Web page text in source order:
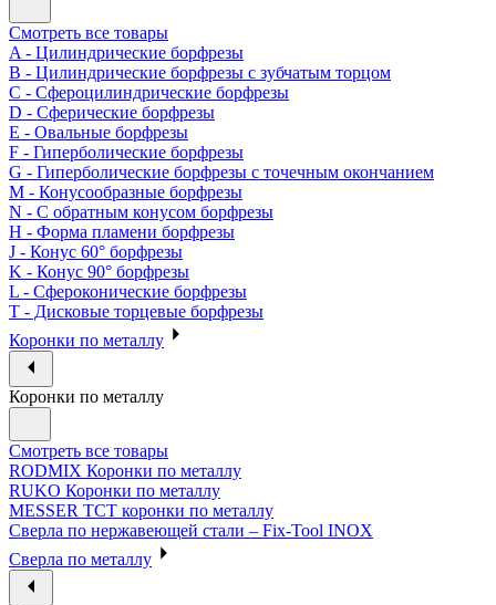
Смотреть все товары
A - Цилиндрические борфрезы
B - Цилиндрические борфрезы с зубчатым торцом
C - Сфероцилиндрические борфрезы
D - Сферические борфрезы
E - Овальные борфрезы
F - Гиперболические борфрезы
G - Гиперболические борфрезы с точечным окончанием
M - Конусообразные борфрезы
N - С обратным конусом борфрезы
H - Форма пламени борфрезы
J - Конус 60° борфрезы
K - Конус 90° борфрезы
L - Сфероконические борфрезы
T - Дисковые торцевые борфрезы
Коронки по металлу
Коронки по металлу
Смотреть все товары
RODMIX Коронки по металлу
RUKO Коронки по металлу
MESSER ТСТ коронки по металлу
Сверла по нержавеющей стали – Fix-Tool INOX
Сверла по металлу